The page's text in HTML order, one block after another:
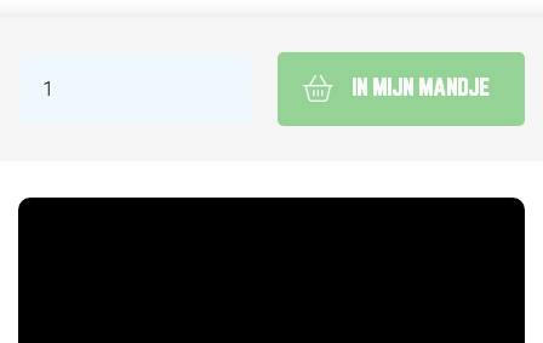
IN MIJN MANDJE